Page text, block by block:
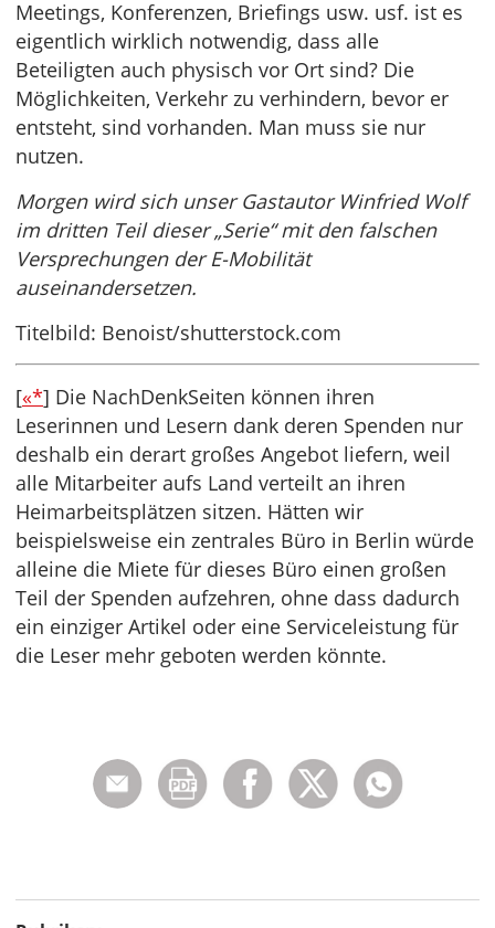
Meetings, Konferenzen, Briefings usw. usf. ist es
eigentlich wirklich notwendig, dass alle
Beteiligten auch physisch vor Ort sind? Die
Möglichkeiten, Verkehr zu verhindern, bevor er
entsteht, sind vorhanden. Man muss sie nur
nutzen.
Morgen wird sich unser Gastautor Winfried Wolf
im dritten Teil dieser „Serie“ mit den falschen
Versprechungen der E-Mobilität
auseinandersetzen.
Titelbild: Benoist/shutterstock.com
[«*] Die NachDenkSeiten können ihren
Leserinnen und Lesern dank deren Spenden nur
deshalb ein derart großes Angebot liefern, weil
alle Mitarbeiter aufs Land verteilt an ihren
Heimarbeitsplätzen sitzen. Hätten wir
beispielsweise ein zentrales Büro in Berlin würde
alleine die Miete für dieses Büro einen großen
Teil der Spenden aufzehren, ohne dass dadurch
ein einziger Artikel oder eine Serviceleistung für
die Leser mehr geboten werden könnte.